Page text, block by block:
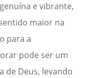
e vibrante,
maior na
para a
pode ser um
de Deus, levando